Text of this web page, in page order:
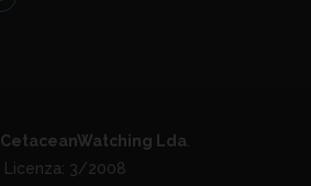
CetaceanWatching Lda.
Licenza: 3/2008